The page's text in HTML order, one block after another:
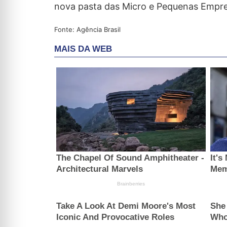
nova pasta das Micro e Pequenas
Fonte: Agência Brasil